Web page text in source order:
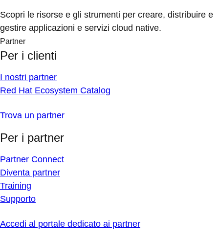
Scopri le risorse e gli strumenti per creare, distribuire e
gestire applicazioni e servizi cloud native.
Partner
Per i clienti
I nostri partner
Red Hat Ecosystem Catalog
Trova un partner
Per i partner
Partner Connect
Diventa partner
Training
Supporto
Accedi al portale dedicato ai partner